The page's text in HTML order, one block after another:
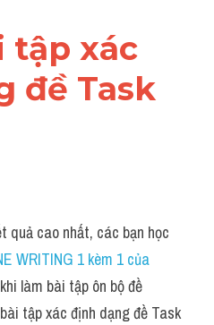
Anh cùng IELTS T
tập xác
đề Task
quả cao nhất, các bạn học
WRITING 1 kèm 1 của
làm bài tập ôn bộ đề
tập xác định dạng đề Task